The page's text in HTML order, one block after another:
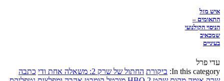
איש מזל
התאומים –
הניסוי הקולנועי
שמכאיב
בעיניים
עדי פרל
In this category: ביקורת החתול של שרק 2: משאלה אחת ודי
כתבה